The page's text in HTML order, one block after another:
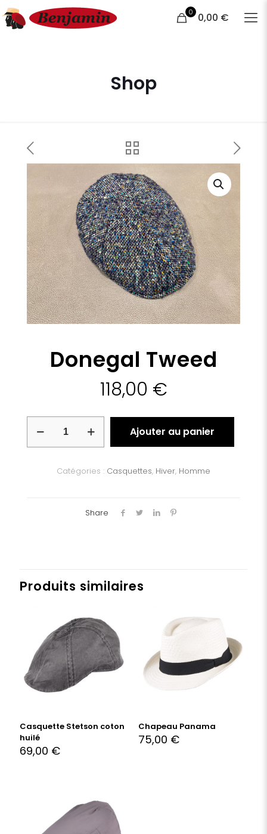
0 0,00 €
Shop
Donegal Tweed
118,00 €
Ajouter au panier
Catégories : Casquettes, Hiver, Homme
Share
Produits similaires
Casquette Stetson coton
huilé
69,00 €
Chapeau Panama
75,00 €